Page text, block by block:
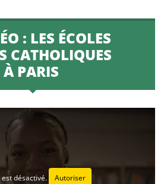
: LES ÉCOLES
CATHOLIQUES
À PARIS
est désactivé. Autoriser